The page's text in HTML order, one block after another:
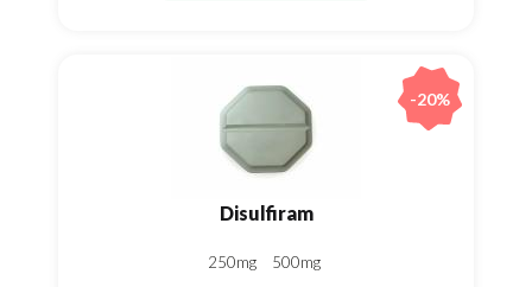
Disulfiram
250mg 500mg
-20%